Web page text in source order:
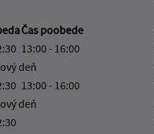
Čas poobede
13:00 - 16:00
deň
13:00 - 16:00
deň